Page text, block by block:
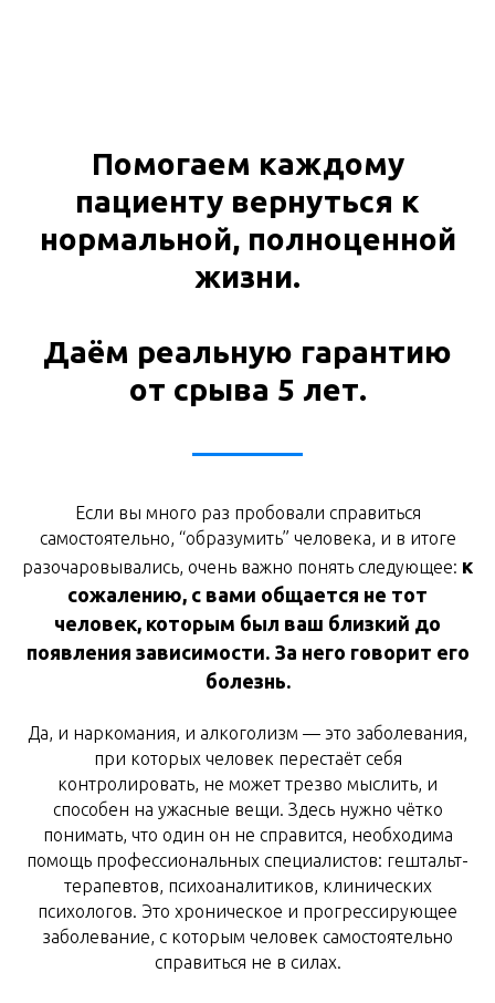
Помогаем каждому
пациенту вернуться к
нормальной, полноценной
жизни.
Даём реальную гарантию
от срыва 5 лет.
Если вы много раз пробовали справиться
самостоятельно, “образумить” человека, и в итоге
разочаровывались, очень важно понять следующее: к
сожалению, с вами общается не тот
человек, которым был ваш близкий до
появления зависимости. За него говорит его
болезнь.
Да, и наркомания, и алкоголизм — это заболевания,
при которых человек перестаёт себя
контролировать, не может трезво мыслить, и
способен на ужасные вещи. Здесь нужно чётко
понимать, что один он не справится, необходима
помощь профессиональных специалистов: гештальт-
терапевтов, психоаналитиков, клинических
психологов. Это хроническое и прогрессирующее
заболевание, с которым человек самостоятельно
справиться не в силах.